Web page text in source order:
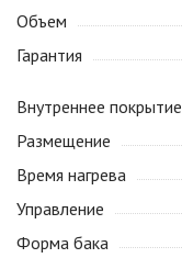
Объем
Гарантия
Внутреннее покрытие
Размещение
Время нагрева
Управление
Форма бака